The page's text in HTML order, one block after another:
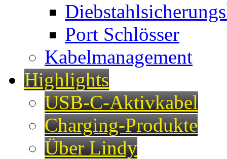
Port Schlösser
Kabelmanagement
Highlights
USB-C-Aktivkabel
Charging-Produkte
Über Lindy